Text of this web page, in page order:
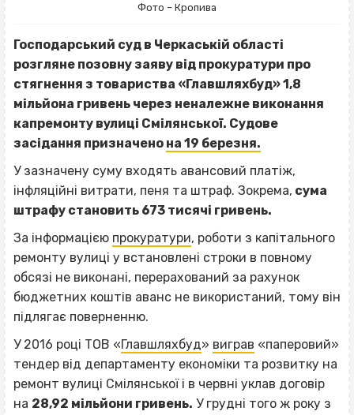
Фото – Кропива
Господарський суд в Черкаській області
розгляне позовну заяву від прокуратури про
стягнення з товариства «Главшляхбуд» 1,8
мільйона гривень через неналежне виконання
капремонту вулиці Смілянської. Судове
засідання призначено на 19 березня.
У зазначену суму входять авансовий платіж,
інфляційні витрати, пеня та штраф. Зокрема, сума
штрафу становить 673 тисячі гривень.
За інформацією прокуратури, роботи з капітального
ремонту вулиці у встановлені строки в повному
обсязі не виконані, перерахований за рахунок
бюджетних коштів аванс не використаний, тому він
підлягає поверненню.
У 2016 році ТОВ «Главшляхбуд» виграв «паперовий»
тендер від департаменту економіки та розвитку на
ремонт вулиці Смілянської і в червні уклав договір
на 28,92 мільйони гривень. У грудні того ж року з